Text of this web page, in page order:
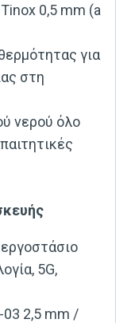
0,5 mm (a
για
στη
νερού όλο
5G,
03 2,5 mm /